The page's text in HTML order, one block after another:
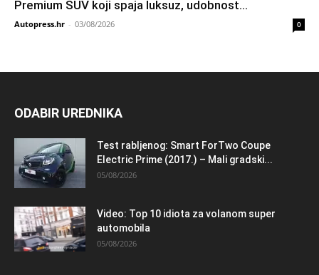
Premium SUV koji spaja luksuz, udobnost...
Autopress.hr - 03/08/2026 0
ODABIR UREDNIKA
Test rabljenog: Smart ForTwo Coupe
Electric Prime (2017.) – Mali gradski...
05/08/2026
Video: Top 10 idiota za volanom super
automobila
05/08/2026